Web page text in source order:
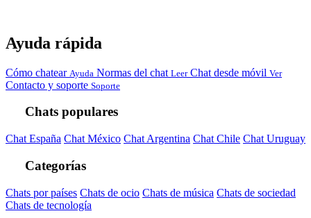
Ayuda rápida
Cómo chatear Ayuda Normas del chat Leer Chat desde móvil Ver
Contacto y soporte Soporte
Chats populares
Chat España Chat México Chat Argentina Chat Chile Chat Uruguay
Categorías
Chats por países Chats de ocio Chats de música Chats de sociedad
Chats de tecnología